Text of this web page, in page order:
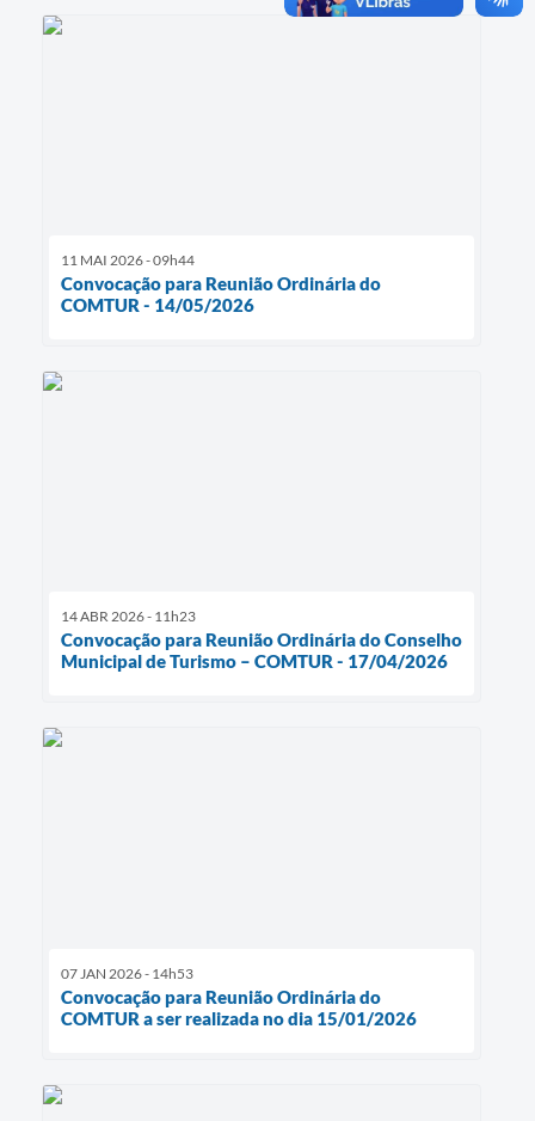
11 MAI 2026 - 09h44
Convocação para Reunião Ordinária do
COMTUR - 14/05/2026
14 ABR 2026 - 11h23
Convocação para Reunião Ordinária do Conselho
Municipal de Turismo – COMTUR - 17/04/2026
07 JAN 2026 - 14h53
Convocação para Reunião Ordinária do
COMTUR a ser realizada no dia 15/01/2026